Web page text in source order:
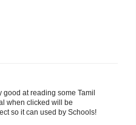
good at reading some Tamil
when clicked will be
so it can used by Schools!